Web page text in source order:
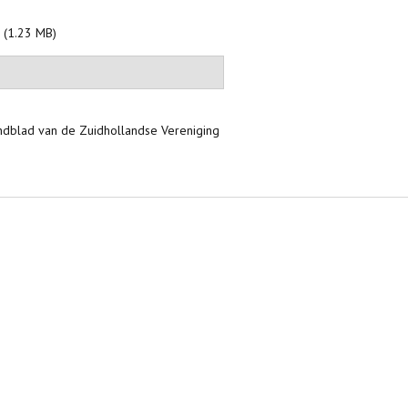
(1.23 MB)
van de Zuidhollandse Vereniging